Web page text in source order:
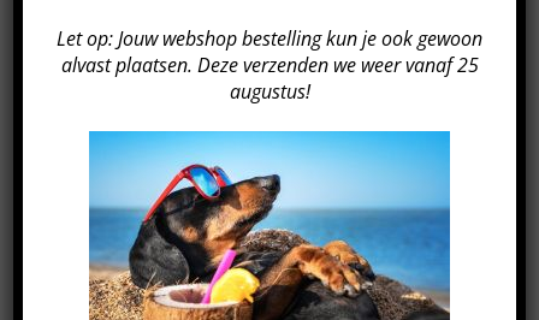
GEGEVENS
22 september 2022
20:00 - 21:00
Kosten:
Let op: Jouw webshop bestelling kun je ook gewoon
alvast plaatsen. Deze verzenden we weer vanaf 25
augustus!